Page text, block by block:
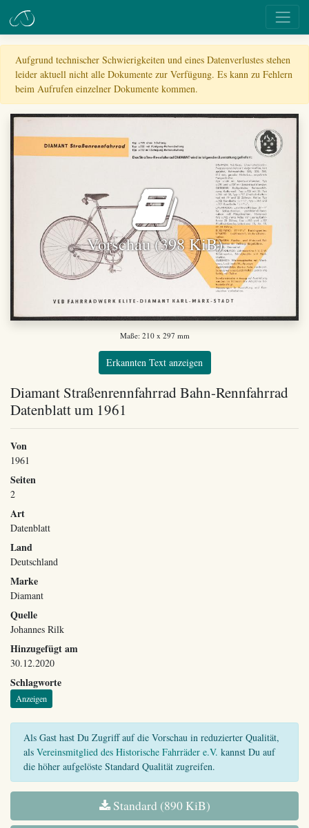
Aufgrund technischer Schwierigkeiten und eines Datenverlustes stehen
leider aktuell nicht alle Dokumente zur Verfügung. Es kann zu Fehlern
beim Aufrufen einzelner Dokumente kommen.
Vorschau (398 KiB)
Maße: 210 x 297 mm
Erkannten Text anzeigen
Diamant Straßenrennfahrrad Bahn-Rennfahrrad
Datenblatt um 1961
Von
1961
Seiten
2
Art
Datenblatt
Land
Deutschland
Marke
Diamant
Quelle
Johannes Rilk
Hinzugefügt am
30.12.2020
Schlagworte
Anzeigen
Als Gast hast Du Zugriff auf die Vorschau in reduzierter Qualität,
als Vereinsmitglied des Historische Fahrräder e.V. kannst Du auf
die höher aufgelöste Standard Qualität zugreifen.
Standard (890 KiB)